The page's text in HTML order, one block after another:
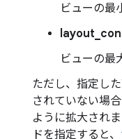
ビューの最
ビューの最
ただし、指定し
されていない場
ように拡大され
ドを指定すると、